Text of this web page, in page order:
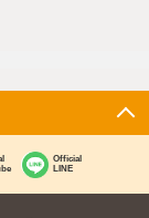
Official
LINE